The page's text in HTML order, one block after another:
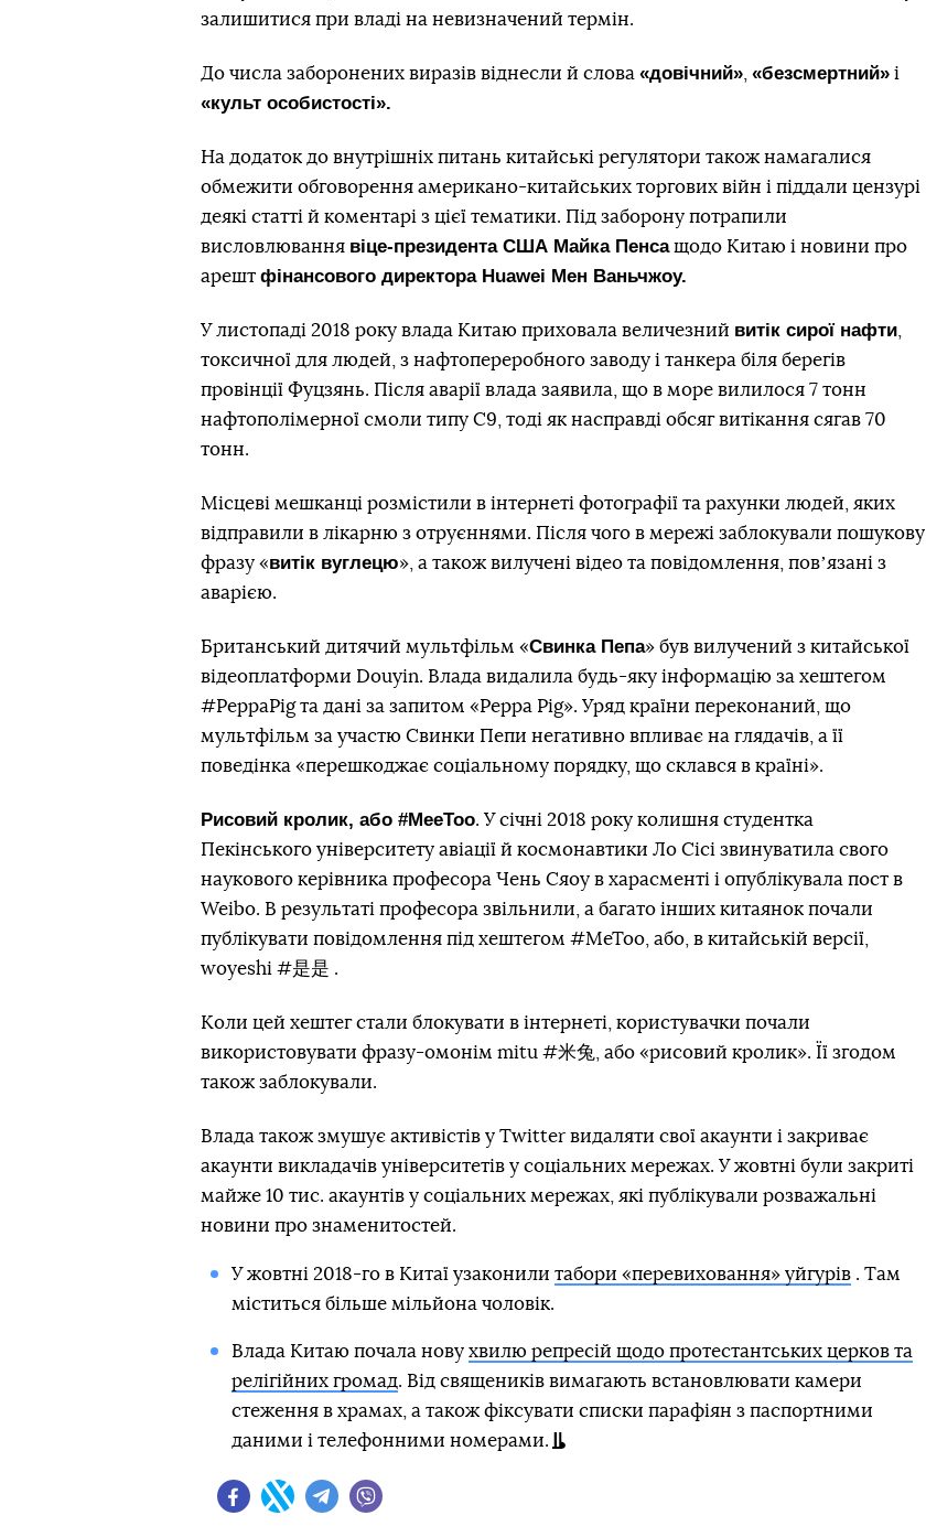
залишитися при владі на невизначений термін.
До числа заборонених виразів віднесли й слова «довічний» «безсмертний» і
«культ особистості».
На додаток до внутрішніх питань китайські регулятори також намагалися
обмежити обговорення американо-китайських торгових війн і піддали цензурі
деякі статті й коментарі з цієї тематики. Під заборону потрапили
висловлювання віце-президента США Майка Пенсащодо Китаю і новини про
арешт фінансового директора Huawei Мен Ваньчжоу.
У листопаді 2018 року влада Китаю приховала величезний витік сирої нафти
токсичної для людей, з нафтопереробного заводу і танкера біля берегів
провінції Фуцзянь. Після аварії влада заявила, що в море вилилося 7 тонн
нафтополімерної смоли типу С9, тоді як насправді обсяг витікання сягав 70
тонн.
Місцеві мешканці розмістили в інтернеті фотографії та рахунки людей, яких
відправили в лікарню з отруєннями. Після чого в мережі заблокували пошукову
фразу «витік вуглецю», а також вилучені відео та повідомлення, повʼязані з
аварією.
Британський дитячий мультфільм «Свинка Пепа» був вилучений з китайської
відеоплатформи Douyin. Влада видалила будь-яку інформацію за хештегом
#PeppaPig та дані за запитом «Peppa Pig». Уряд країни переконаний, що
мультфільм за участю Свинки Пепи негативно впливає на глядачів, а її
поведінка «перешкоджає соціальному порядку, що склався в країні».
Рисовий кролик, або #MeeToo. У січні 2018 року колишня студентка
Пекінського університету авіації й космонавтики Ло Сісі звинуватила свого
наукового керівника професора Чень Сяоу в харасменті і опублікувала пост в
Weibо. В результаті професора звільнили, а багато інших китаянок почали
публікувати повідомлення під хештегом #MeToo, або, в китайській версії,
woyeshi #是是 .
Коли цей хештег стали блокувати в інтернеті, користувачки почали
використовувати фразу-омонім mitu #米兔, або «рисовий кролик». Її згодом
також заблокували.
Влада також змушує активістів у Twitter видаляти свої акаунти і закриває
акаунти викладачів університетів у соціальних мережах. У жовтні були закриті
майже 10 тис. акаунтів у соціальних мережах, які публікували розважальні
новини про знаменитостей.
У жовтні 2018-го в Китаї узаконили табори «перевиховання» уйгурів. Там
міститься більше мільйона чоловік.
Влада Китаю почала нову хвилю репресій щодо протестантських церков та
релігійних громад. Від священиків вимагають встановлювати камери
стеження в храмах, а також фіксувати списки парафіян з паспортними
даними і телефонними номерами.
FacebookTwitter Telegram